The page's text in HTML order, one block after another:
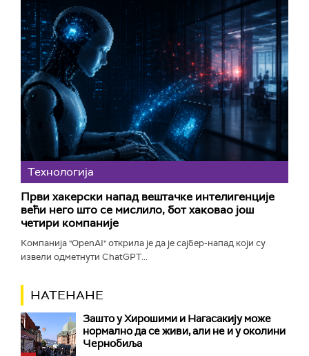
Технологијa
Први хакерски напад вештачке интелигенције
већи него што се мислило, бот хаковао још
четири компаније
Компанија "OpenAI" открила је да је сајбер-напад који су
извели одметнути ChatGPT...
НАТЕНАНЕ
Зашто у Хирошими и Нагасакију може
нормално да се живи, али не и у околини
Чернобиља